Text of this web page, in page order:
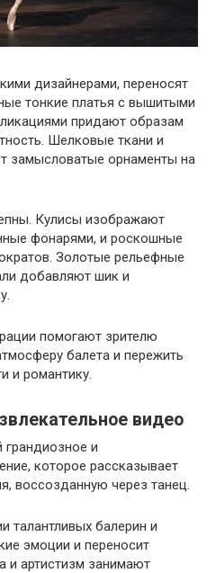
дизайнерами, переносят
тонкие платья с вышитыми
придают образам
Шелковые ткани и
замысловатые орнаменты на
Кулисы изображают
фонарями, и роскошные
Золотые рельефные
добавляют шик и
помогают зрителю
балета и пережить
и романтику.
видео
грандиозное и
которое рассказывает
воссозданную через танец.
талантливых балерин и
эмоции и переносит
и артистизм занимают